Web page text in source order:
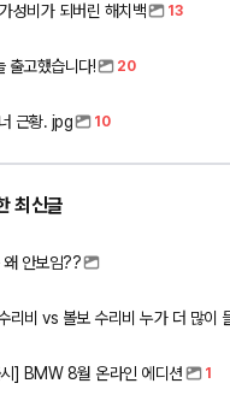
성비가 되버린 해치백 13
출고했습니다! 20
근황. jpg 10
최신글
왜 안보임??
] BMW 8월 온라인 에디션 1